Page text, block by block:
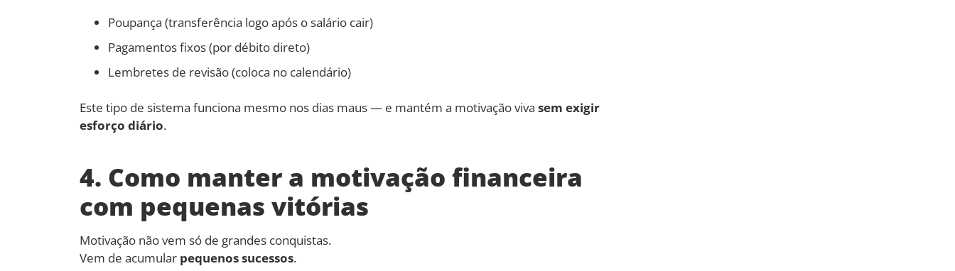
Poupança (transferência logo após o salário cair)
Pagamentos fixos (por débito direto)
Lembretes de revisão (coloca no calendário)
Este tipo de sistema funciona mesmo nos dias maus — e mantém a motivação viva sem exigir
esforço diário.
4. Como manter a motivação financeira
com pequenas vitórias
Motivação não vem só de grandes conquistas.
Vem de acumular pequenos sucessos.